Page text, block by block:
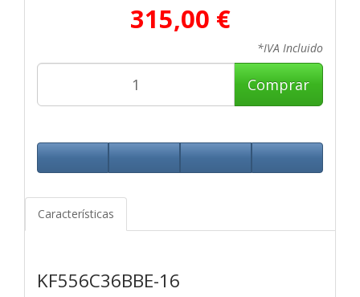
315,00 €
*IVA Incluido
Comprar
Características
KF556C36BBE-16